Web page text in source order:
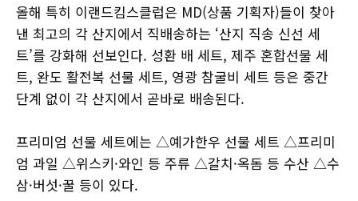
올해 특히 이랜드킴스클럽은 MD(상품 기획자)들이 찾아
낸 최고의 각 산지에서 직배송하는 ‘산지 직송 신선 세
트’를 강화해 선보인다. 성환 배 세트, 제주 혼합선물 세
트, 완도 활전복 선물 세트, 영광 참굴비 세트 등은 중간
단계 없이 각 산지에서 곧바로 배송된다.
프리미엄 선물 세트에는 △예가한우 선물 세트 △프리미
엄 과일 △위스키·와인 등 주류 △갈치·옥돔 등 수산 △수
삼·버섯·꿀 등이 있다.